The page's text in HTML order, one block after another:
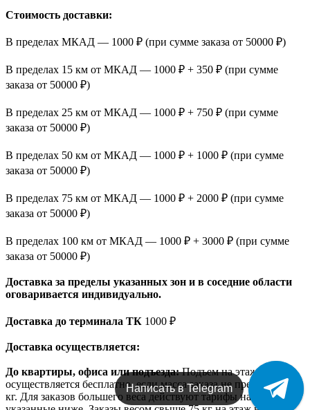
Стоимость доставки:
В пределах МКАД — 1000 ₽ (при сумме заказа от 50000 ₽)
В пределах 15 км от МКАД — 1000 ₽ + 350 ₽ (при сумме
заказа от 50000 ₽)
В пределах 25 км от МКАД — 1000 ₽ + 750 ₽ (при сумме
заказа от 50000 ₽)
В пределах 50 км от МКАД — 1000 ₽ + 1000 ₽ (при сумме
заказа от 50000 ₽)
В пределах 75 км от МКАД — 1000 ₽ + 2000 ₽ (при сумме
заказа от 50000 ₽)
В пределах 100 км от МКАД — 1000 ₽ + 3000 ₽ (при сумме
заказа от 50000 ₽)
Доставка за пределы указанных зон и в соседние области
оговаривается индивидуально.
Доставка до терминала ТК 1000 ₽
Доставка осуществляется:
До квартиры, офиса или подъезда:Подъем на этаж
осуществляется бесплатно, если масса заказа не превышает 12
кг. Для заказов большего веса действуют тарифы на подъем,
Написать в Telegram